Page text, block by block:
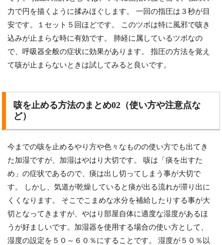
力で円を描くように揉みほぐします。 一回の指圧は３秒が目
安です。１セット５回ほどです。 このツボは特に風邪で咳き
込みが止まらな時に有効です。 肺経に属しているツボなの
で、呼吸器全般の症状に効果があります。 指圧の方法を覚え
て咳が止まらないときは試してみると良いです。
咳を止める方法のまとめ02（使い方や注意点な
ど）
今までの咳を止めるやり方や色々なものの使い方でも出てき
た加湿ですが、加湿はやはり大切です。 咳は「痰を出すた
め」の症状であるので、痰は出し切ってしまう事が大切で
す。 しかし、気道が乾燥していると痰が出る流れが滞り出に
くくなります。 そこでこまめな水分を補給したりする事が大
切となってきますが、やはり部屋自体に適度な湿度があるほ
うが好ましいです。加湿器を使用する場合の使い方として、
湿度の設定を５０～６０％にすることです。 湿度が５０％以